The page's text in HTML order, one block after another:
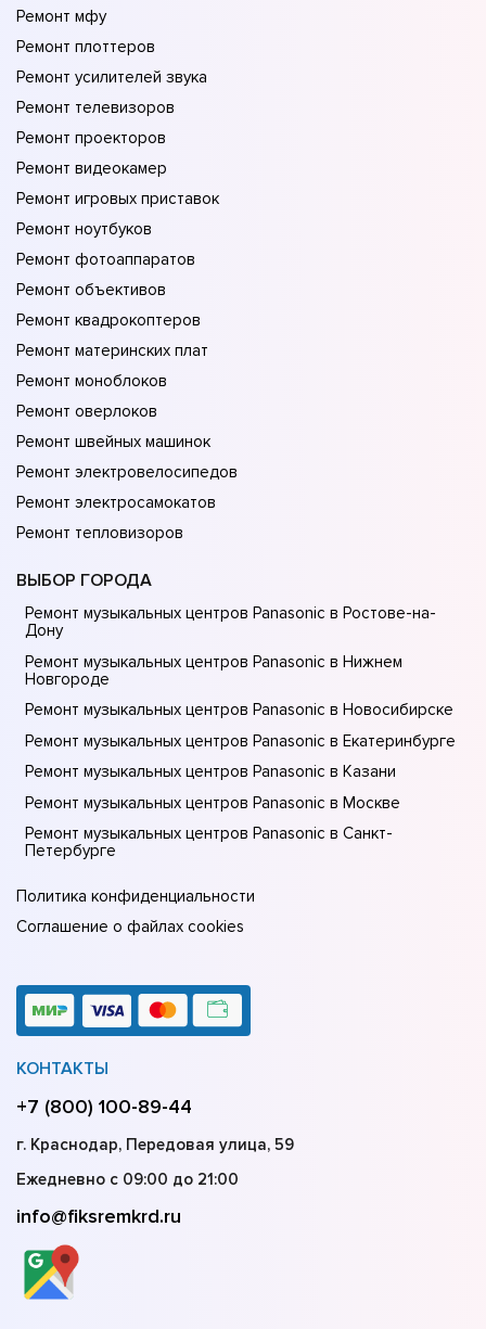
Ремонт мфу
Ремонт плоттеров
Ремонт усилителей звука
Ремонт телевизоров
Ремонт проекторов
Ремонт видеокамер
Ремонт игровых приставок
Ремонт ноутбуков
Ремонт фотоаппаратов
Ремонт объективов
Ремонт квадрокоптеров
Ремонт материнских плат
Ремонт моноблоков
Ремонт оверлоков
Ремонт швейных машинок
Ремонт электровелосипедов
Ремонт электросамокатов
Ремонт тепловизоров
ВЫБОР ГОРОДА
Ремонт музыкальных центров Panasonic в Ростове-на-
Донy
Ремонт музыкальных центров Panasonic в Нижнем
Новгороде
Ремонт музыкальных центров Panasonic в Новосибирске
Ремонт музыкальных центров Panasonic в Екатеринбурге
Ремонт музыкальных центров Panasonic в Казани
Ремонт музыкальных центров Panasonic в Москве
Ремонт музыкальных центров Panasonic в Санкт-
Петербурге
Политика конфиденциальности
Соглашение о файлах cookies
КОНТАКТЫ
+7 (800) 100-89-44
г. Краснодар, Передовая улица, 59
Ежедневно с 09:00 до 21:00
info@fiksremkrd.ru